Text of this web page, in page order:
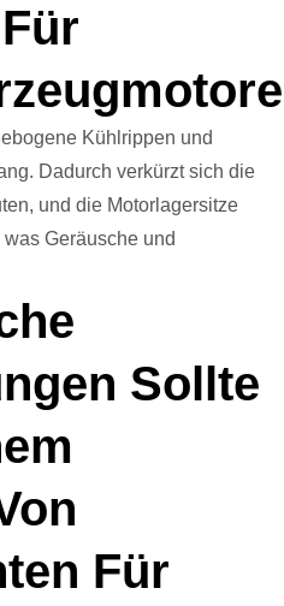
Kühlrippen und
Dadurch verkürzt sich die
und die Motorlagersitze
Geräusche und
Sollte
Für